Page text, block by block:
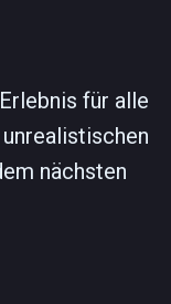
für alle
nächsten